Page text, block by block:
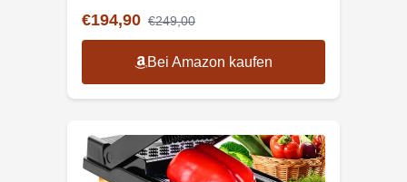
€194,90 €249,00
Bei Amazon kaufen